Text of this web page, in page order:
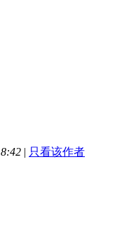
| 只看该作者